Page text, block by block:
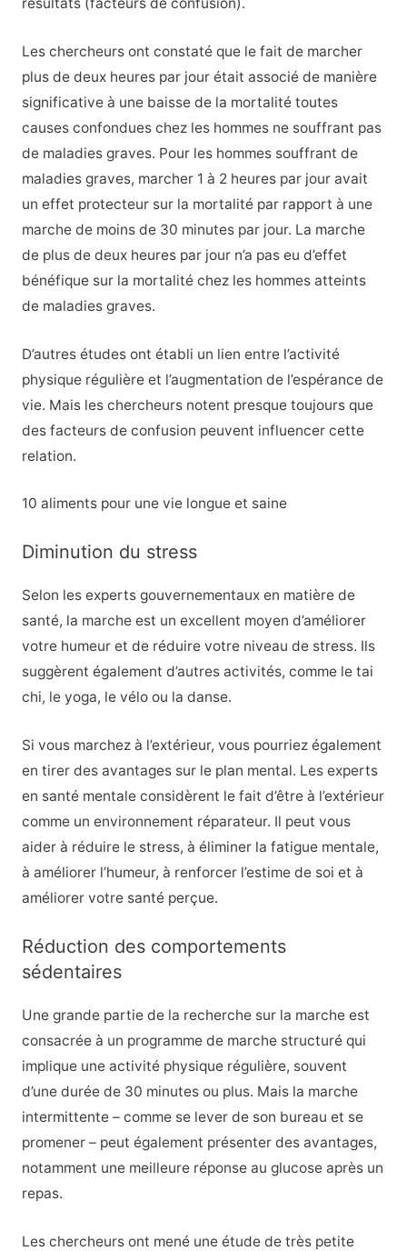
Les chercheurs ont constaté que le fait de marcher
plus de deux heures par jour était associé de manière
significative à une baisse de la mortalité toutes
causes confondues chez les hommes ne souffrant pas
de maladies graves. Pour les hommes souffrant de
maladies graves, marcher 1 à 2 heures par jour avait
un effet protecteur sur la mortalité par rapport à une
marche de moins de 30 minutes par jour. La marche
de plus de deux heures par jour n’a pas eu d’effet
bénéfique sur la mortalité chez les hommes atteints
de maladies graves.
D’autres études ont établi un lien entre l’activité
physique régulière et l’augmentation de l’espérance de
vie. Mais les chercheurs notent presque toujours que
des facteurs de confusion peuvent influencer cette
relation.
10 aliments pour une vie longue et saine
Diminution du stress
Selon les experts gouvernementaux en matière de
santé, la marche est un excellent moyen d’améliorer
votre humeur et de réduire votre niveau de stress. Ils
suggèrent également d’autres activités, comme le tai
chi, le yoga, le vélo ou la danse.
Si vous marchez à l’extérieur, vous pourriez également
en tirer des avantages sur le plan mental. Les experts
en santé mentale considèrent le fait d’être à l’extérieur
comme un environnement réparateur. Il peut vous
aider à réduire le stress, à éliminer la fatigue mentale,
à améliorer l’humeur, à renforcer l’estime de soi et à
améliorer votre santé perçue.
Réduction des comportements
sédentaires
Une grande partie de la recherche sur la marche est
consacrée à un programme de marche structuré qui
implique une activité physique régulière, souvent
d’une durée de 30 minutes ou plus. Mais la marche
intermittente – comme se lever de son bureau et se
promener – peut également présenter des avantages,
notamment une meilleure réponse au glucose après un
repas.
Les chercheurs ont mené une étude de très petite